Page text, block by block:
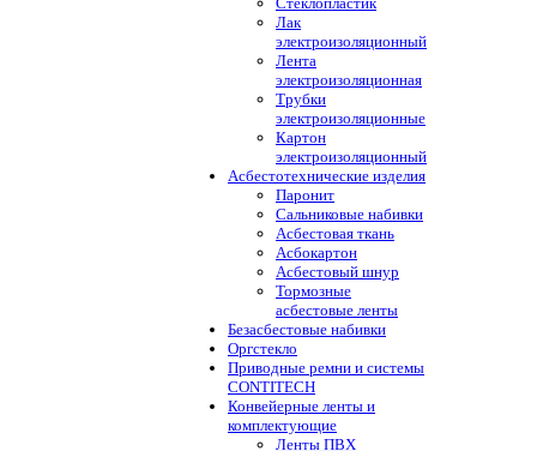
Лак
электроизоляционный
Лента
электроизоляционная
Трубки
электроизоляционные
Картон
электроизоляционный
Асбестотехнические изделия
Паронит
Сальниковые набивки
Асбестовая ткань
Асбокартон
Асбестовый шнур
Тормозные
асбестовые ленты
Безасбестовые набивки
Оргстекло
Приводные ремни и системы
CONTITECH
Конвейерные ленты и
комплектующие
Ленты ПВХ